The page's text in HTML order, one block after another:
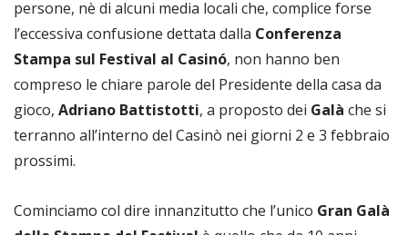
persone, nè di alcuni media locali che, complice forse
l’eccessiva confusione dettata dalla Conferenza
Stampa sul Festival al Casinó, non hanno ben
compreso le chiare parole del Presidente della casa da
gioco, Adriano Battistotti, a proposto dei Galà che si
terranno all’interno del Casinò nei giorni 2 e 3 febbraio
prossimi.
Cominciamo col dire innanzitutto che l’unico Gran Galà